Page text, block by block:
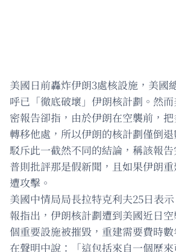
美國日前轟炸伊朗3處核設施，美國
呼已「徹底破壞」伊朗核計劃。然
密報告卻指，由於伊朗在空襲前，
轉移他處，所以伊朗的核計劃僅倒
駁斥此一截然不同的結論，稱該報
普則批評那是假新聞，且如果伊朗
遭攻擊。
美國中情局局長拉特克利夫25日表
報指出，伊朗核計劃遭到美國近日
個重要設施被摧毀，重建需要費時
在聲明中說：「這包括來自一個歷